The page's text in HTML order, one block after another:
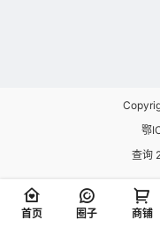
鄂
查询
首页 圈子 商铺